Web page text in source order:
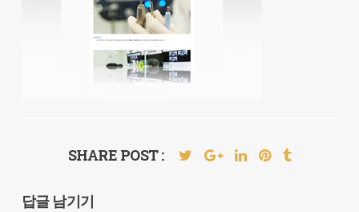
SHARE POST :
답글 남기기